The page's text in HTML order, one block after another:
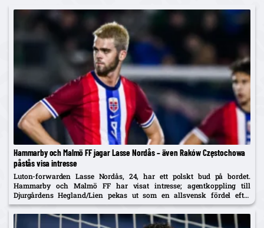
Hammarby och Malmö FF jagar Lasse Nordås – även Raków Częstochowa
påstås visa intresse
Luton-forwarden Lasse Nordås, 24, har ett polskt bud på bordet.
Hammarby och Malmö FF har visat intresse; agentkoppling till
Djurgårdens Hegland/Lien pekas ut som en allsvensk fördel efter
norrmannens succélån i Heerenveen.